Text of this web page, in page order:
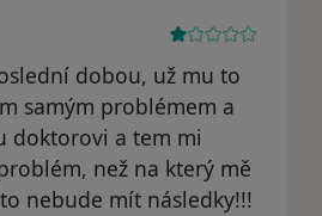
dobou, už mu to
samým problémem a
doktorovi a tem mi
než na který mě
nebude mít následky!!!